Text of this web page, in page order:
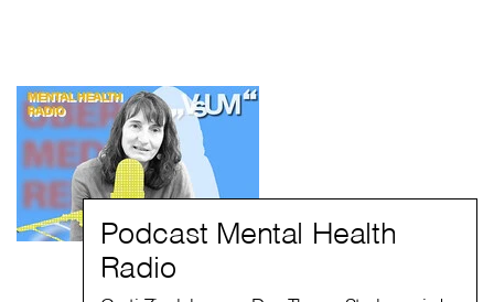
Podcast Mental Health
Radio